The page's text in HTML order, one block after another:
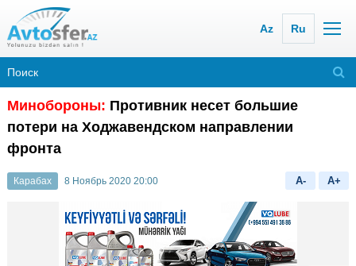
Az Ru
Минобороны: Противник несет большие
потери на Ходжавендском направлении
фронта
Карабах 8 Ноябрь 2020 20:00 A- A+